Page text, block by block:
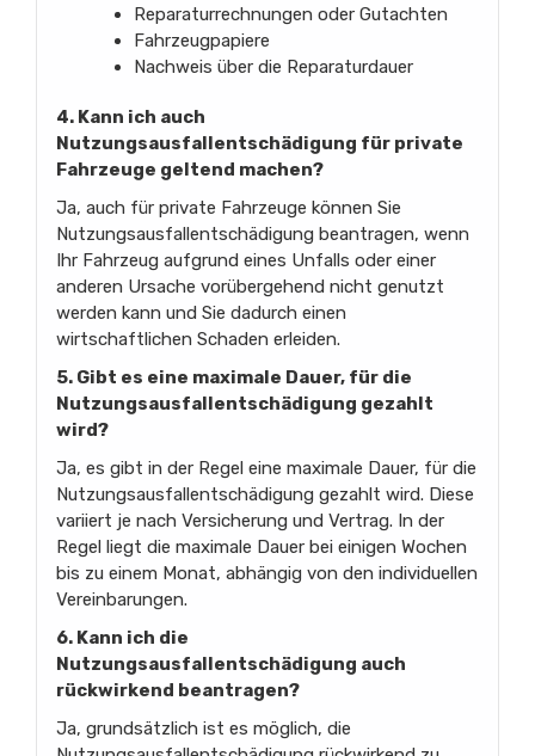
Reparaturrechnungen oder Gutachten
Fahrzeugpapiere
Nachweis über die Reparaturdauer
4. Kann ich auch
Nutzungsausfallentschädigung für private
Fahrzeuge geltend machen?
Ja, auch für private Fahrzeuge können Sie
Nutzungsausfallentschädigung beantragen, wenn
Ihr Fahrzeug aufgrund eines Unfalls oder einer
anderen Ursache vorübergehend nicht genutzt
werden kann und Sie dadurch einen
wirtschaftlichen Schaden erleiden.
5. Gibt es eine maximale Dauer, für die
Nutzungsausfallentschädigung gezahlt
wird?
Ja, es gibt in der Regel eine maximale Dauer, für die
Nutzungsausfallentschädigung gezahlt wird. Diese
variiert je nach Versicherung und Vertrag. In der
Regel liegt die maximale Dauer bei einigen Wochen
bis zu einem Monat, abhängig von den individuellen
Vereinbarungen.
6. Kann ich die
Nutzungsausfallentschädigung auch
rückwirkend beantragen?
Ja, grundsätzlich ist es möglich, die